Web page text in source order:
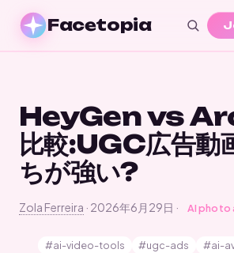
HeyGen vs
比較:UGC広告動
ちが強い?
Zola Ferreira · 2026年6月29日 · AI photo
#ai-video-tools #ugc-ads #ai-
Facetopia